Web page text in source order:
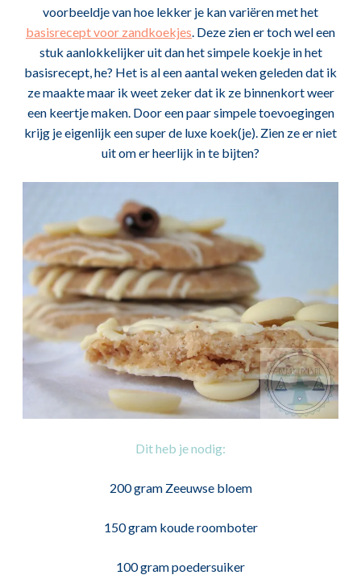
voorbeeldje van hoe lekker je kan variëren met het
basisrecept voor zandkoekjes . Deze zien er toch wel een
stuk aanlokkelijker uit dan het simpele koekje in het
basisrecept, he? Het is al een aantal weken geleden dat ik
ze maakte maar ik weet zeker dat ik ze binnenkort weer
een keertje maken. Door een paar simpele toevoegingen
krijg je eigenlijk een super de luxe koek(je). Zien ze er niet
uit om er heerlijk in te bijten?
Dit heb je nodig:
200 gram Zeeuwse bloem
150 gram koude roomboter
100 gram poedersuiker